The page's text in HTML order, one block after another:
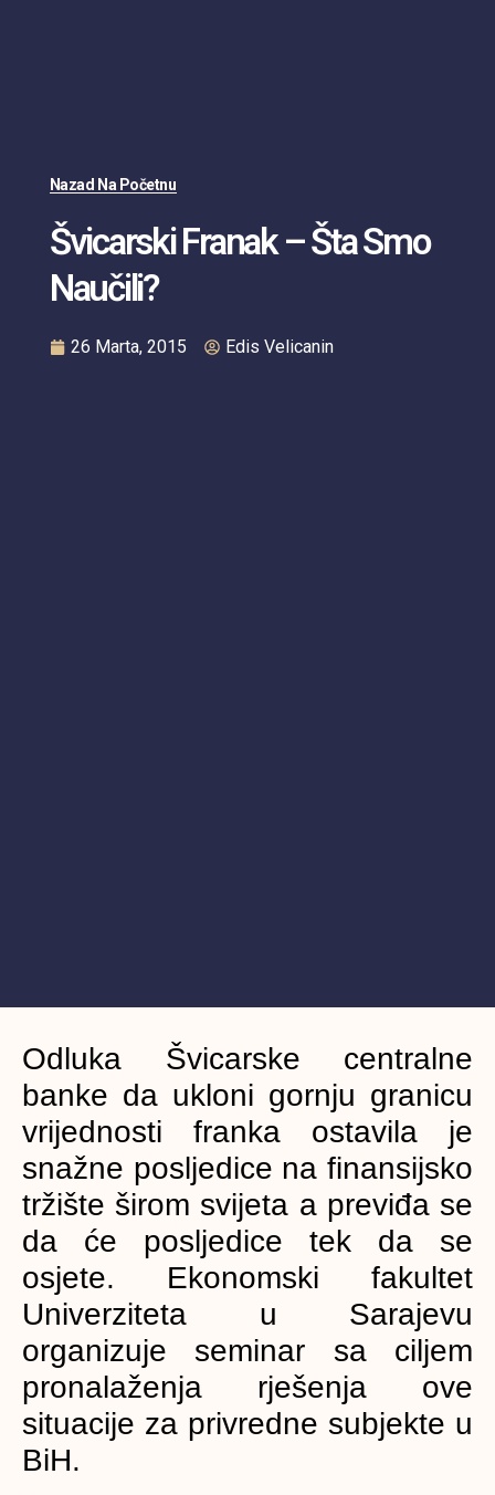
Nazad Na Početnu
Švicarski Franak – Šta Smo
Naučili?
26 Marta, 2015 Edis Velicanin
Odluka Švicarske centralne
banke da ukloni gornju granicu
vrijednosti franka ostavila je
snažne posljedice na finansijsko
tržište širom svijeta a previđa se
da će posljedice tek da se
osjete. Ekonomski fakultet
Univerziteta u Sarajevu
organizuje seminar sa ciljem
pronalaženja rješenja ove
situacije za privredne subjekte u
BiH.